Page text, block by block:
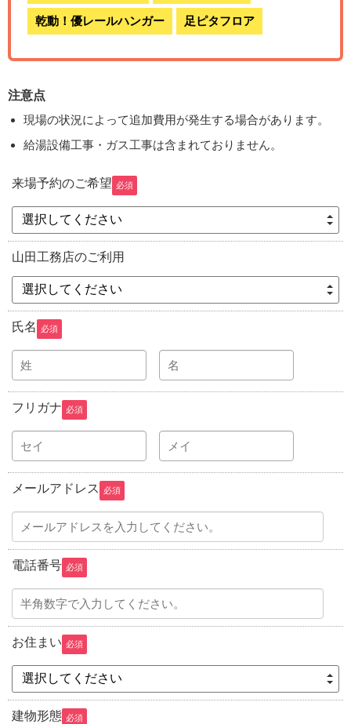
乾動！優レールハンガー 足ピタフロア
注意点
現場の状況によって追加費用が発生する場合があります。
給湯設備工事・ガス工事は含まれておりません。
来場予約のご希望 必須
選択してください
山田工務店のご利用
選択してください
氏名 必須
フリガナ 必須
メールアドレス 必須
電話番号 必須
お住まい 必須
選択してください
建物形態 必須